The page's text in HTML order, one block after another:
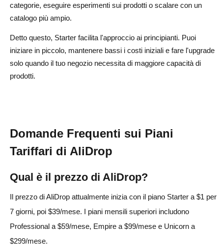
categorie, eseguire esperimenti sui prodotti o scalare con un
catalogo più ampio.
Detto questo, Starter facilita l'approccio ai principianti. Puoi
iniziare in piccolo, mantenere bassi i costi iniziali e fare l'upgrade
solo quando il tuo negozio necessita di maggiore capacità di
prodotti.
Domande Frequenti sui Piani
Tariffari di AliDrop
Qual è il prezzo di AliDrop?
Il prezzo di AliDrop attualmente inizia con il piano Starter a $1 per
7 giorni, poi $39/mese. I piani mensili superiori includono
Professional a $59/mese, Empire a $99/mese e Unicorn a
$299/mese.